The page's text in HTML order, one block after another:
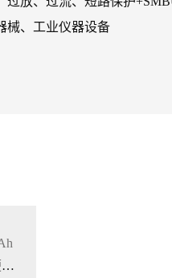
械、工业仪器设备